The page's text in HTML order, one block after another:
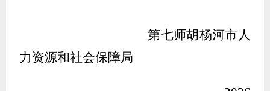
第七师胡杨河市人
力资源和社会保障局